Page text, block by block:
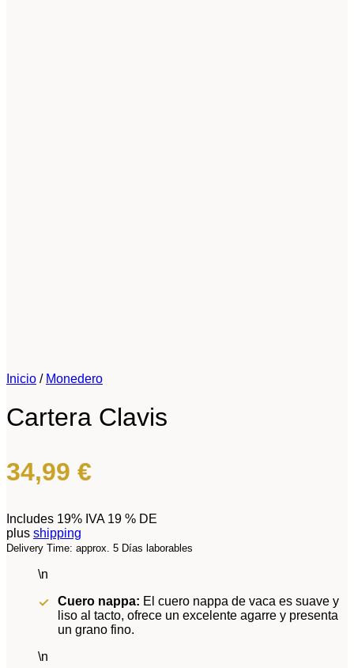
Inicio / Monedero
Cartera Clavis
34,99 €
Includes 19% IVA 19 % DE
plus shipping
Delivery Time: approx. 5 Días laborables
\n
Cuero nappa: El cuero nappa de vaca es suave y
liso al tacto, ofrece un excelente agarre y presenta
un grano fino.
\n